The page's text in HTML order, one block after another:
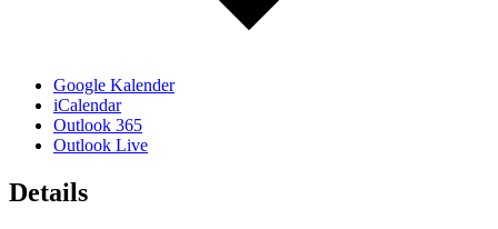
Google Kalender
iCalendar
Outlook 365
Outlook Live
Details